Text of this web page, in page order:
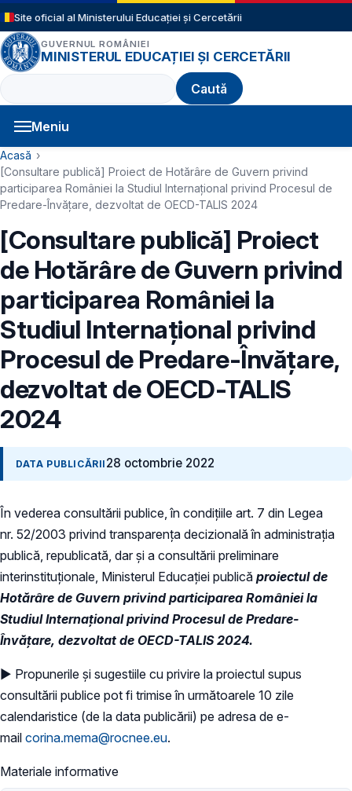
Sari la conținutul principal
Site oficial al Ministerului Educației și Cercetării
GUVERNUL ROMÂNIEI
MINISTERUL EDUCAȚIEI ȘI CERCETĂRII
Caută
Meniu
Navigație principală
Cale de navigare
Acasă
[Consultare publică] Proiect de Hotărâre de Guvern privind
participarea României la Studiul Internațional privind Procesul de
Predare-Învățare, dezvoltat de OECD-TALIS 2024
[Consultare publică] Proiect
de Hotărâre de Guvern privind
participarea României la
Studiul Internațional privind
Procesul de Predare-Învățare,
dezvoltat de OECD-TALIS
2024
DATA PUBLICĂRII 28 octombrie 2022
În vederea consultării publice, în condiţiile art. 7 din Legea
nr. 52/2003 privind transparenţa decizională în administraţia
publică, republicată, dar și a consultării preliminare
interinstituționale, Ministerul Educaţiei publică proiectul de
Hotărâre de Guvern privind participarea României la
Studiul Internațional privind Procesul de Predare-
Învățare, dezvoltat de OECD-TALIS 2024.
► Propunerile și sugestiile cu privire la proiectul supus
consultării publice pot fi trimise în următoarele 10 zile
calendaristice (de la data publicării) pe adresa de e-
mail corina.mema@rocnee.eu.
Materiale informative